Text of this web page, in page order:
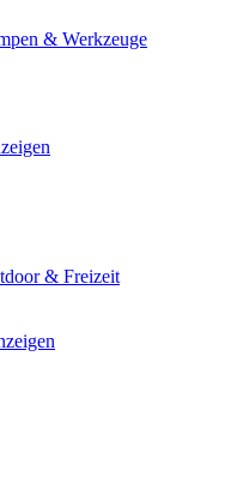
& Werkzeuge
& Freizeit